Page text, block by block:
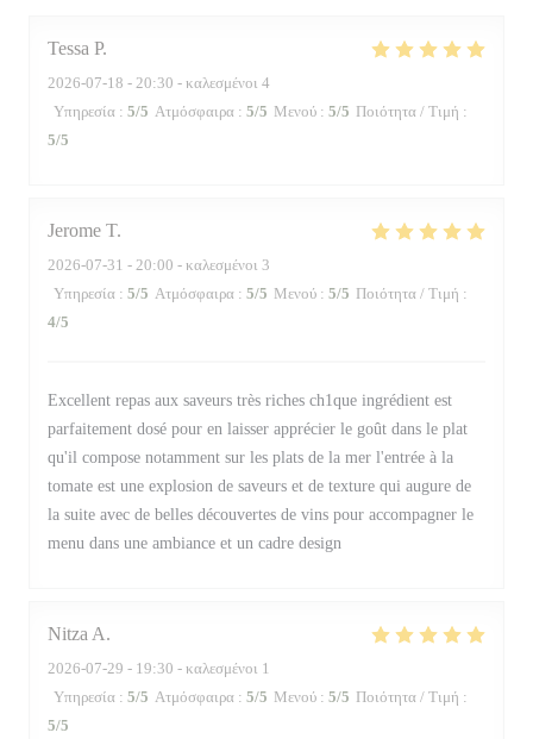
Tessa P
2026-07-18 - 20:30 - καλεσμένοι 4
Υπηρεσία : 5/5 Ατμόσφαιρα : 5/5 Μενού : 5/5 Ποιότητα / Τιμή :
5/5
Jerome T
2026-07-31 - 20:00 - καλεσμένοι 3
Υπηρεσία : 5/5 Ατμόσφαιρα : 5/5 Μενού : 5/5 Ποιότητα / Τιμή :
4/5
Excellent repas aux saveurs très riches ch1que ingrédient est
parfaitement dosé pour en laisser apprécier le goût dans le plat
qu'il compose notamment sur les plats de la mer l'entrée à la
tomate est une explosion de saveurs et de texture qui augure de
la suite avec de belles découvertes de vins pour accompagner le
menu dans une ambiance et un cadre design
Nitza A
2026-07-29 - 19:30 - καλεσμένοι 1
Υπηρεσία : 5/5 Ατμόσφαιρα : 5/5 Μενού : 5/5 Ποιότητα / Τιμή :
5/5